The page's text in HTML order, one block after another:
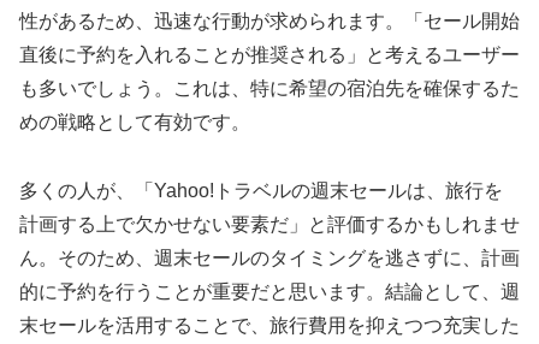
性があるため、迅速な行動が求められます。「セール開始
直後に予約を入れることが推奨される」と考えるユーザー
も多いでしょう。これは、特に希望の宿泊先を確保するた
めの戦略として有効です。
多くの人が、「Yahoo!トラベルの週末セールは、旅行を
計画する上で欠かせない要素だ」と評価するかもしれませ
ん。そのため、週末セールのタイミングを逃さずに、計画
的に予約を行うことが重要だと思います。結論として、週
末セールを活用することで、旅行費用を抑えつつ充実した